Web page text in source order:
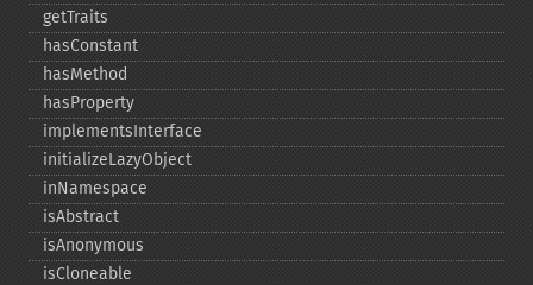
getTraits
hasConstant
hasMethod
hasProperty
implementsInterface
initializeLazyObject
inNamespace
isAbstract
isAnonymous
isCloneable